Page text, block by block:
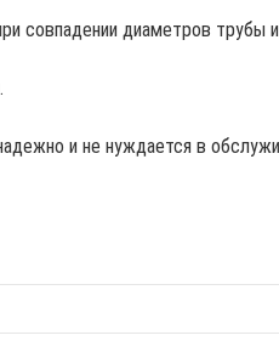
совпадении диаметров
и не нуждается в